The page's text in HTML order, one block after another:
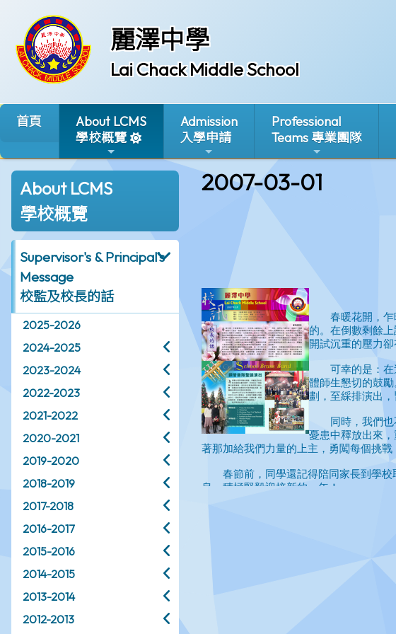
麗澤中學
Lai Chack Middle School
首頁
About LCMS
學校概覽
Admission
入學申請
Professional
Teams 專業團隊
About LCMS
學校概覽
Supervisor's & Principal's
Message
校監及校長的話
2025-2026
2024-2025
2023-2024
2022-2023
2021-2022
2020-2021
2019-2020
2018-2019
2017-2018
2016-2017
2015-2016
2014-2015
2013-2014
2012-2013
2007-03-01